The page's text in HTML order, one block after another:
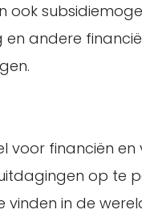
ook
andere
voor financiën en
op te
vinden in de